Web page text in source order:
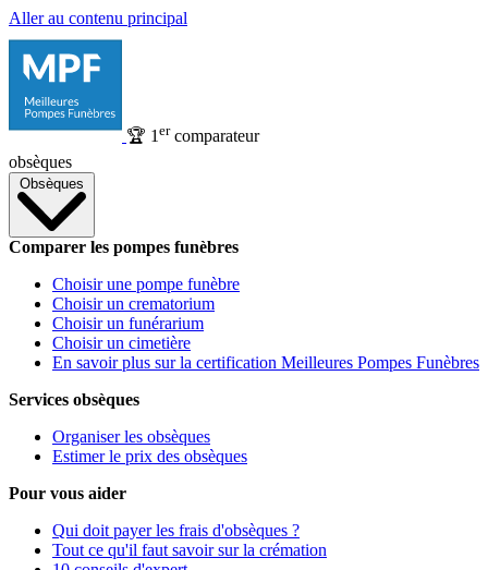
Aller au contenu principal
🏆 1 ercomparateur
obsèques
Obsèques
Comparer les pompes funèbres
Choisir une pompe funèbre
Choisir un crematorium
Choisir un funérarium
Choisir un cimetière
En savoir plus sur la certification Meilleures Pompes Funèbres
Services obsèques
Organiser les obsèques
Estimer le prix des obsèques
Pour vous aider
Qui doit payer les frais d'obsèques ?
Tout ce qu'il faut savoir sur la crémation